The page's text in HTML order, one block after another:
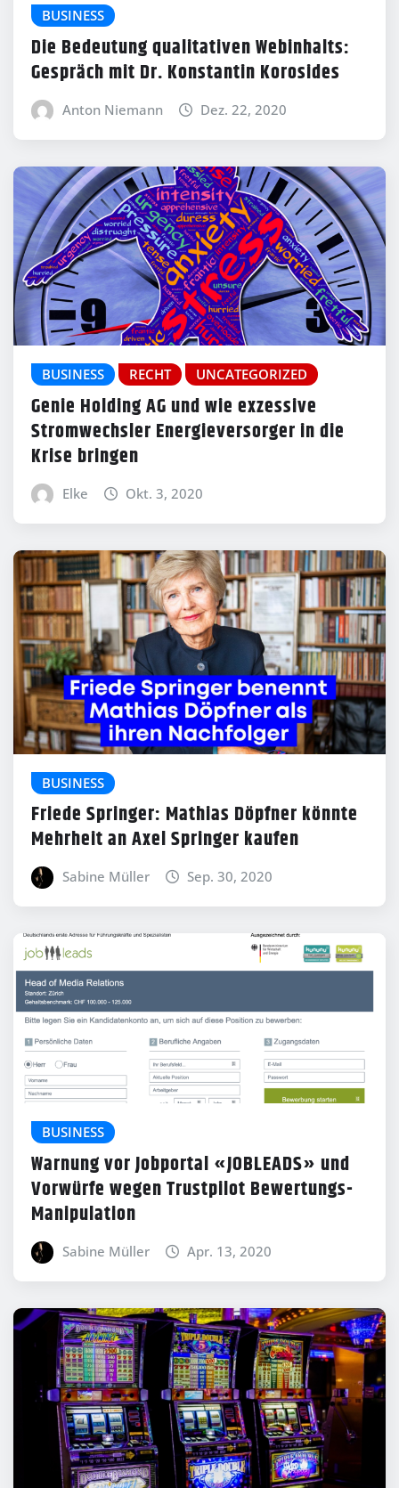
BUSINESS
Die Bedeutung qualitativen Webinhalts:
Gespräch mit Dr. Konstantin Korosides
Anton Niemann Dez. 22, 2020
BUSINESS RECHT UNCATEGORIZED
Genie Holding AG und wie exzessive
Stromwechsler Energieversorger in die
Krise bringen
Elke Okt. 3, 2020
BUSINESS
Friede Springer: Mathias Döpfner könnte
Mehrheit an Axel Springer kaufen
Sabine Müller Sep. 30, 2020
BUSINESS
Warnung vor Jobportal «JOBLEADS» und
Vorwürfe wegen Trustpilot Bewertungs-
Manipulation
Sabine Müller Apr. 13, 2020